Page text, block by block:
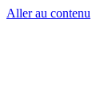
Aller au contenu